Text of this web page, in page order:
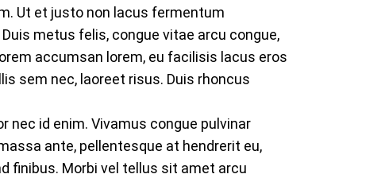
Ut et justo non lacus fermentum
metus felis, congue vitae arcu congue,
accumsan lorem, eu facilisis lacus eros
sem nec, laoreet risus. Duis rhoncus
id enim. Vivamus congue pulvinar
ante, pellentesque at hendrerit eu,
finibus. Morbi vel tellus sit amet arcu